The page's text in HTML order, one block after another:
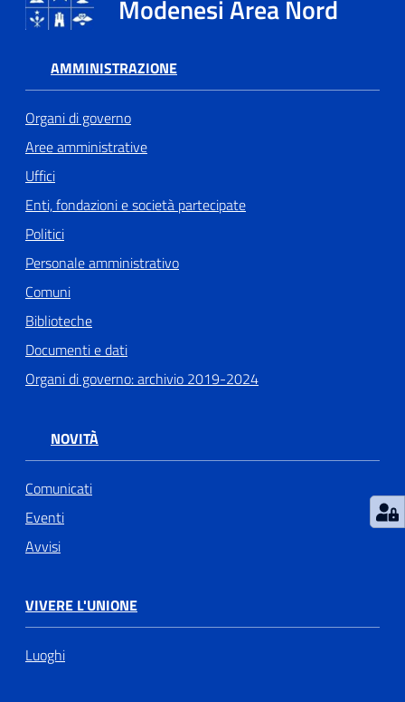
argomenti...
Seguici
Modenesi Area Nord
AMMINISTRAZIONE
Organi di governo
Aree amministrative
Uffici
Enti, fondazioni e società partecipate
Politici
Personale amministrativo
Comuni
Biblioteche
Documenti e dati
Organi di governo: archivio 2019-2024
NOVITÀ
Comunicati
Eventi
Avvisi
VIVERE L'UNIONE
Luoghi